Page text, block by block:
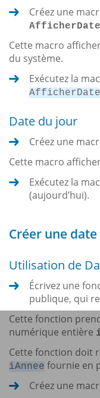
Créez une
Cette macro
du système.
Exécutez la
Date du jour
Créez une
Cette macro
Exécutez la
(aujourd’hui).
Créer une
Utilisation de
Écrivez une
publique, qui
Cette fonction
numérique entière
Cette fonction doit
iAnnee fournie en
Créez une